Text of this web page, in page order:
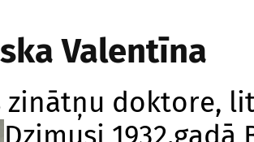
Valentīna
zinātņu doktore,